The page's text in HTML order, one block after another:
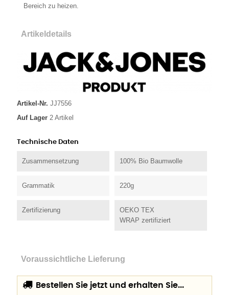
Bereich zu heizen.
Artikeldetails
Artikel-Nr. JJ7556
Auf Lager 2 Artikel
Technische Daten
Zusammensetzung 100% Bio Baumwolle
Grammatik 220g
Zertifizierung
OEKO TEX
WRAP zertifiziert
Voraussichtliche Lieferung
Bestellen Sie jetzt und erhalten Sie...